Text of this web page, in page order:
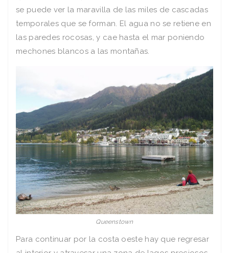
se puede ver la maravilla de las miles de cascadas
temporales que se forman. El agua no se retiene en
las paredes rocosas, y cae hasta el mar poniendo
mechones blancos a las montañas.
Queenstown
Para continuar por la costa oeste hay que regresar